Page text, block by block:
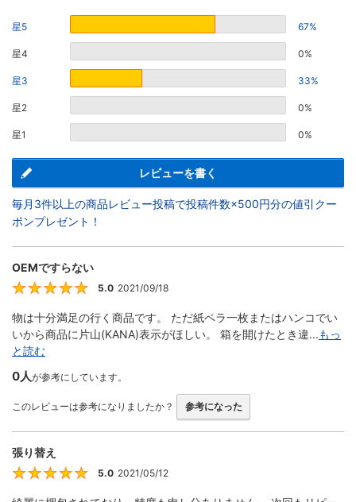
星5 67%
星4 0%
星3 33%
星2 0%
星1 0%
レビューを書く
毎月3件以上の商品レビュー投稿で投稿件数×500円分の値引クー
ポンプレゼント！
OEMですらない
5
5.0 2021/09/18
物は十分満足の行く商品です。 ただ紙ペラ一枚またはハンコでい
いから商品に片山(KANA)表示がほしい。 箱を開けたとき違...もっ
と読む
0人が参考にしています。
このレビューは参考になりましたか？ 参考になった
張り替え
5
5.0 2021/05/12